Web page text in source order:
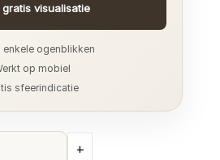
visualisatie
enkele ogenblikken
op mobiel
sfeerindicatie
+